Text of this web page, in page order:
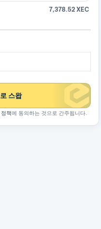
7,378.52 XEC
스왑
책에 동의하는 것으로 간주됩니다.